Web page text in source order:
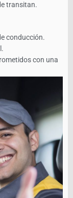
transitan.
conducción.
con una